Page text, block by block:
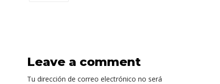
Leave a comment
Tu dirección de correo electrónico no será